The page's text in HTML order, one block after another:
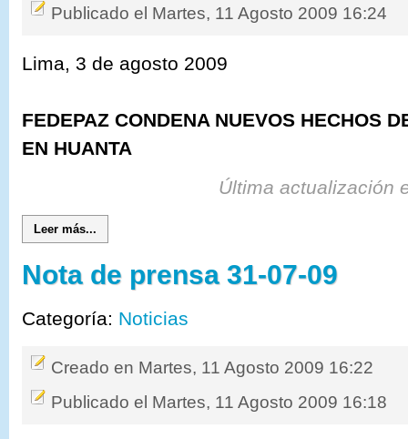
Publicado el Martes, 11 Agosto 2009 16:24
Lima, 3 de agosto 2009
FEDEPAZ CONDENA NUEVOS HECHOS
EN HUANTA
Última actualización
Leer más...
Nota de prensa 31-07-09
Categoría: Noticias
Creado en Martes, 11 Agosto 2009 16:22
Publicado el Martes, 11 Agosto 2009 16:18